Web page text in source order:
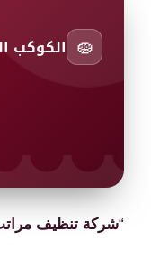
🧽 الكوكب
“شركة تنظيف